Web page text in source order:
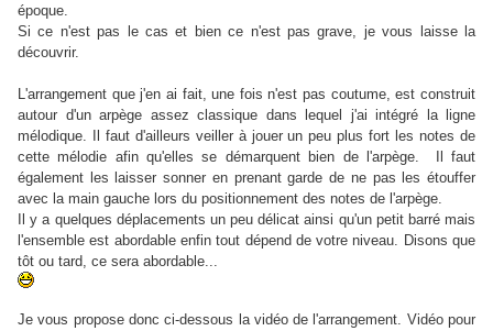
époque.
Si ce n'est pas le cas et bien ce n'est pas grave, je vous laisse la
découvrir.
L'arrangement que j'en ai fait, une fois n'est pas coutume, est construit
autour d'un arpège assez classique dans lequel j'ai intégré la ligne
mélodique. Il faut d'ailleurs veiller à jouer un peu plus fort les notes de
cette mélodie afin qu'elles se démarquent bien de l'arpège. Il faut
également les laisser sonner en prenant garde de ne pas les étouffer
avec la main gauche lors du positionnement des notes de l'arpège.
Il y a quelques déplacements un peu délicat ainsi qu'un petit barré mais
l'ensemble est abordable enfin tout dépend de votre niveau. Disons que
tôt ou tard, ce sera abordable...
Je vous propose donc ci-dessous la vidéo de l'arrangement. Vidéo pour